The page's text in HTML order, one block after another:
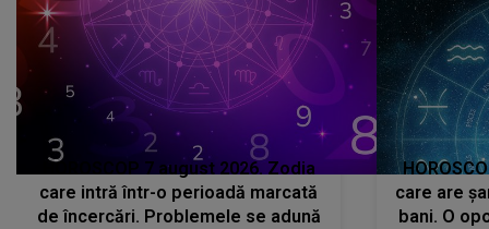
HOROSCOP 7 august 2026. Zodia
care intră într-o perioadă marcată
de încercări. Problemele se adună
care are
bani. O